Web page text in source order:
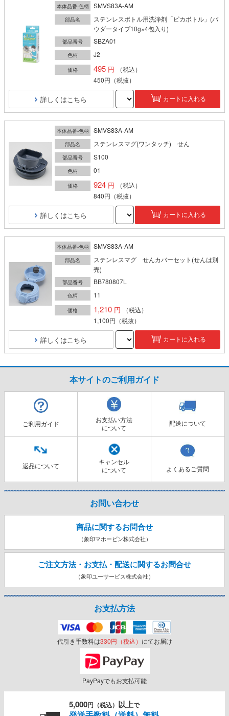
本体品番-色柄 SMVS83A-AM
部品名
ステンレスボトル用洗浄剤「ピカボトル」(パ
ウダータイプ10g×4包入り)
部品番号 SBZA01
色柄 J2
価格 495
（税込）
450円 （税抜）
詳しくはこちら カートに入れる
本体品番-色柄 SMVS83A-AM
部品名 ステンレスマグ(ワンタッチ) せん
部品番号 S100
色柄 01
価格 924
（税込）
840円 （税抜）
詳しくはこちら カートに入れる
本体品番-色柄 SMVS83A-AM
部品名
ステンレスマグ せんカバーセット(せんは別
売)
部品番号 BB780807L
色柄 11
価格 1,210
（税込）
1,100円 （税抜）
詳しくはこちら カートに入れる
本サイトのご利用ガイド
ご利用ガイド
お支払い方法
について
配送について
返品について
キャンセル
について
よくあるご質問
お問い合わせ
商品に関するお問合せ
（象印マホービン株式会社）
ご注文方法・お支払・配送に関するお問合せ
（象印ユーサービス株式会社）
お支払方法
代引き手数料は330円（税込） にてお届け
PayPayでもお支払可能
5,000円（税込） 以上で